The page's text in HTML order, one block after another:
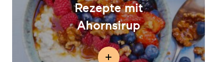
Rezepte mit
Ahornsirup